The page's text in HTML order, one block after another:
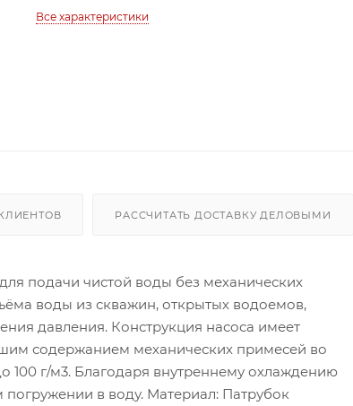
Все характеристики
РАССЧИТАТЬ ДОСТАВКУ ДЕЛОВЫМИ
подачи чистой воды без механических
воды из скважин, открытых водоемов,
давления. Конструкция насоса имеет
содержанием механических примесей во
100 г/м3. Благодаря внутреннему охлаждению
в воду. Материал: Патрубок